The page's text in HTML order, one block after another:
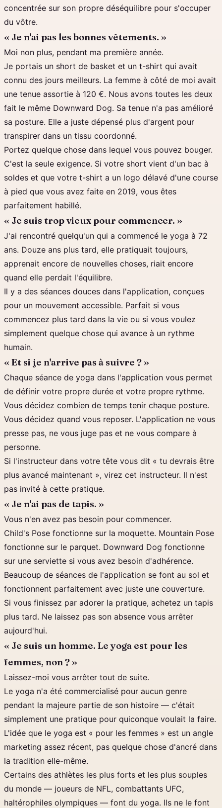
concentrée sur son propre déséquilibre pour s'occuper
du vôtre.
« Je n'ai pas les bonnes vêtements. »
Moi non plus, pendant ma première année.
Je portais un short de basket et un t-shirt qui avait
connu des jours meilleurs. La femme à côté de moi avait
une tenue assortie à 120 €. Nous avons toutes les deux
fait le même Downward Dog. Sa tenue n'a pas amélioré
sa posture. Elle a juste dépensé plus d'argent pour
transpirer dans un tissu coordonné.
Portez quelque chose dans lequel vous pouvez bouger.
C'est la seule exigence. Si votre short vient d'un bac à
soldes et que votre t-shirt a un logo délavé d'une course
à pied que vous avez faite en 2019, vous êtes
parfaitement habillé.
« Je suis trop vieux pour commencer. »
J'ai rencontré quelqu'un qui a commencé le yoga à 72
ans. Douze ans plus tard, elle pratiquait toujours,
apprenait encore de nouvelles choses, riait encore
quand elle perdait l'équilibre.
Il y a des séances douces dans l'application, conçues
pour un mouvement accessible. Parfait si vous
commencez plus tard dans la vie ou si vous voulez
simplement quelque chose qui avance à un rythme
humain.
« Et si je n'arrive pas à suivre ? »
Chaque séance de yoga dans l'application vous permet
de définir votre propre durée et votre propre rythme.
Vous décidez combien de temps tenir chaque posture.
Vous décidez quand vous reposer. L'application ne vous
presse pas, ne vous juge pas et ne vous compare à
personne.
Si l'instructeur dans votre tête vous dit « tu devrais être
plus avancé maintenant », virez cet instructeur. Il n'est
pas invité à cette pratique.
« Je n'ai pas de tapis. »
Vous n'en avez pas besoin pour commencer.
Child's Pose fonctionne sur la moquette. Mountain Pose
fonctionne sur le parquet. Downward Dog fonctionne
sur une serviette si vous avez besoin d'adhérence.
Beaucoup de séances de l'application se font au sol et
fonctionnent parfaitement avec juste une couverture.
Si vous finissez par adorer la pratique, achetez un tapis
plus tard. Ne laissez pas son absence vous arrêter
aujourd'hui.
« Je suis un homme. Le yoga est pour les
femmes, non ? »
Laissez-moi vous arrêter tout de suite.
Le yoga n'a été commercialisé pour aucun genre
pendant la majeure partie de son histoire — c'était
simplement une pratique pour quiconque voulait la faire.
L'idée que le yoga est « pour les femmes » est un angle
marketing assez récent, pas quelque chose d'ancré dans
la tradition elle-même.
Certains des athlètes les plus forts et les plus souples
du monde — joueurs de NFL, combattants UFC,
haltérophiles olympiques — font du yoga. Ils ne le font